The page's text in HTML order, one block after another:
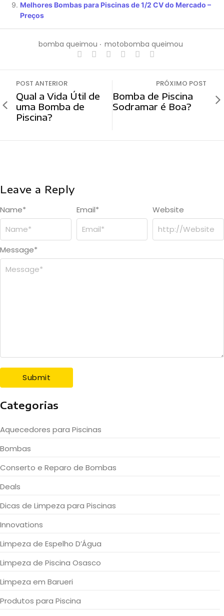
Melhores Bombas para Piscinas de 1/2 CV do Mercado –
Preços
bomba queimou ‧ motobomba queimou
POST ANTERIOR
Qual a Vida Útil de
uma Bomba de
Piscina?
PRÓXIMO POST
Bomba de Piscina
Sodramar é Boa?
Leave a Reply
Message*
Name* Email* Website
Categorias
Aquecedores para Piscinas
Bombas
Conserto e Reparo de Bombas
Deals
Dicas de Limpeza para Piscinas
Innovations
Limpeza de Espelho D’Água
Limpeza de Piscina Osasco
Limpeza em Barueri
Produtos para Piscina